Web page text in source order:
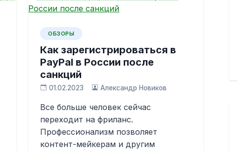
ОБЗОРЫ
Как зарегистрироваться в
PayPal в России после
санкций
01.02.2023 Александр Новиков
Все больше человек сейчас
переходит на фриланс.
Профессионализм позволяет
контент-мейкерам и другим